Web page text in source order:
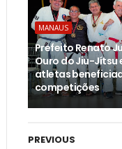
MANAUS
Prefeito Renato
Ouro do Jiu-Jítsu
atletas
competições
PREVIOUS